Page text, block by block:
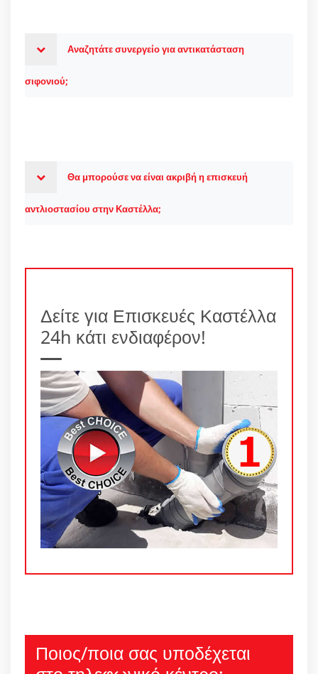
Αναζητάτε συνεργείο για αντικατάσταση
σιφονιού;
Θα μπορούσε να είναι ακριβή η επισκευή
αντλιοστασίου στην Καστέλλα;
Δείτε για Επισκευές Καστέλλα
24h κάτι ενδιαφέρον!
Ποιος/ποια σας υποδέχεται